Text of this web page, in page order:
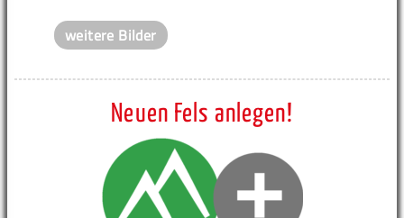
weitere Bilder
Neuen Fels anlegen!